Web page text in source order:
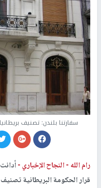
سفارتنا بلندن: تصنيف
رام الله -النجاح الإخباري -
قرار الحكومة البريطانية